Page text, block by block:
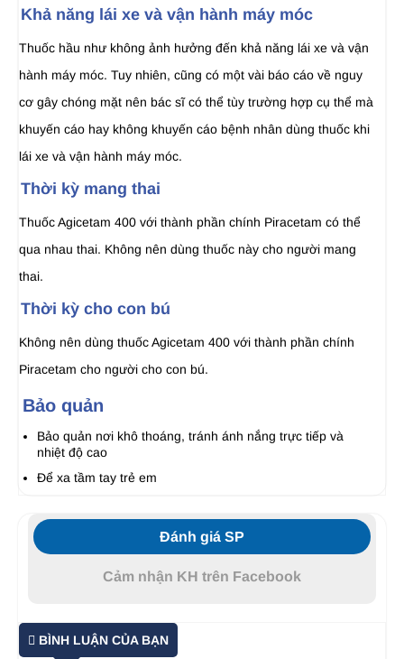
Khả năng lái xe và vận hành máy móc
Thuốc hầu như không ảnh hưởng đến khả năng lái xe và vận
hành máy móc. Tuy nhiên, cũng có một vài báo cáo về nguy
cơ gây chóng mặt nên bác sĩ có thể tùy trường hợp cụ thể mà
khuyến cáo hay không khuyến cáo bệnh nhân dùng thuốc khi
lái xe và vận hành máy móc.
Thời kỳ mang thai
Thuốc Agicetam 400 với thành phần chính Piracetam có thể
qua nhau thai. Không nên dùng thuốc này cho người mang
thai.
Thời kỳ cho con bú
Không nên dùng thuốc Agicetam 400 với thành phần chính
Piracetam cho người cho con bú.
Bảo quản
Bảo quản nơi khô thoáng, tránh ánh nắng trực tiếp và
nhiệt độ cao
Để xa tầm tay trẻ em
Đánh giá SP
Cảm nhận KH trên Facebook
BÌNH LUẬN CỦA BẠN